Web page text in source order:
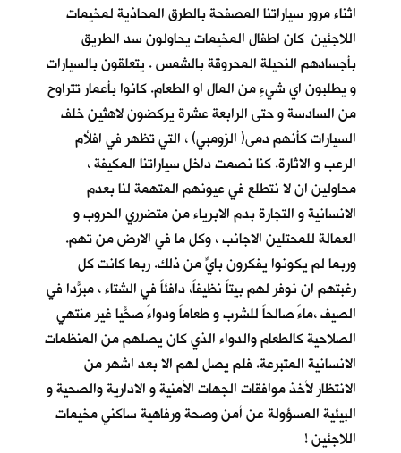
اثناء مرور سياراتنا المصفحة بالطرق المحاذية لمخيمات
اللاجئين كان اطفال المخيمات يحاولون سد الطريق
بأجسادهم النحيلة المحروقة بالشمس . يتعلقون بالسيارات
و يطلبون اي شيءٍ من المال او الطعام. كانوا بأعمار تتراوح
من السادسة و حتى الرابعة عشرة يركضون لاهثين خلف
السيارات كأنهم دمى( الزومبي) ، التي تظهر في افلأم
الرعب و الاثارة. كنا نصمت داخل سياراتنا المكيفة ،
محاولين ان لا نتطلع في عيونهم المتهمة لنا بعدم
الانسانية و التجارة بدم الابرياء من متضرري الحروب و
العمالة للمحتلين الاجانب ، وكل ما في الارض من تهم.
وربما لم يكونوا يفكرون بايٍّ من ذلك. ربما كانت كل
رغبتهم ان نوفر لهم بيتاً نظيفاً، دافئاً في الشتاء ، مبرّداً في
الصيف ،ماءً صالحاً للشرب و طعاماً ودواءً صحّياً غير منتهي
الصلاحية كالطعام والدواء الذي كان يصلهم من المنظمات
الانسانية المتبرعة. فلم يصل لهم الا بعد اشهر من
الانتظار لأخذ موافقات الجهات الأمنية و الادارية والصحية و
البيئية المسؤولة عن أمن وصحة ورفاهية ساكني مخيمات
اللاجئين !